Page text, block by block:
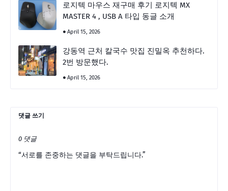
로지텍 마우스 재구매 후기 로지텍 MX
MASTER 4 , USB A 타입 동글 소개
April 15, 2026
강동역 근처 칼국수 맛집 진밀옥 추천하다.
2번 방문했다.
April 15, 2026
댓글 쓰기
0 댓글
“서로를 존중하는 댓글을 부탁드립니다.”